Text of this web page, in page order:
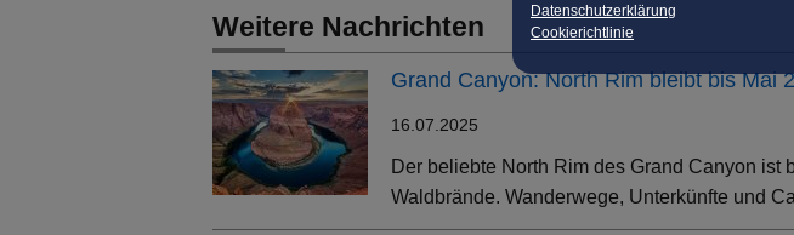
Datenschutzerklärung
Cookierichtlinie
Weitere Nachrichten
Grand Canyon: North Rim bleibt bis Mai
16.07.2025
Der beliebte North Rim des Grand Canyon
Waldbrände. Wanderwege, Unterkünfte und